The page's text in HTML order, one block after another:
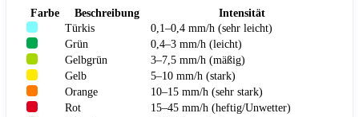
Farbe Beschreibung
Intensität
Türkis
0,1–0,4 mm/h (sehr leicht)
Grün
0,4–3 mm/h (leicht)
Gelbgrün
3–7,5 mm/h (mäßig)
Gelb
5–10 mm/h (stark)
Orange
10–15 mm/h (sehr stark)
Rot
15–45 mm/h (heftig/Unwetter)